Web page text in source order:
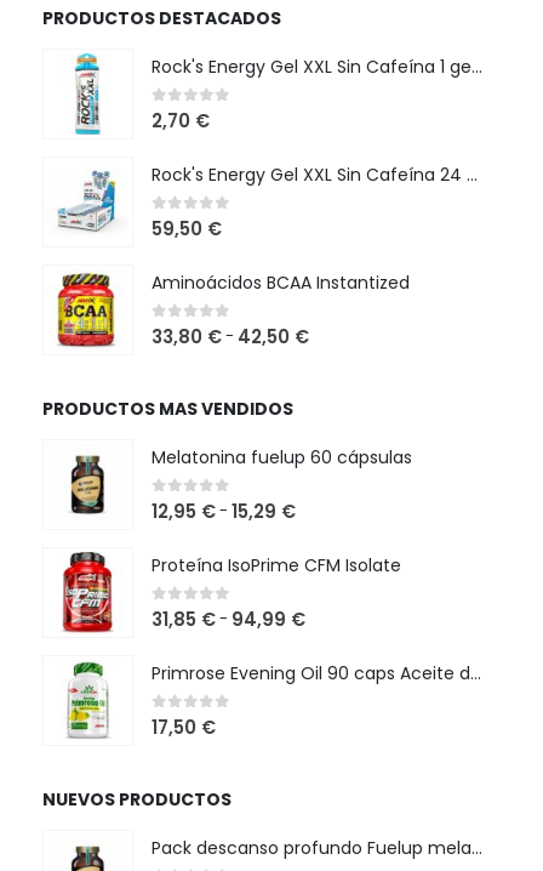
PRODUCTOS DESTACADOS
Rock's Energy Gel XXL Sin Cafeína 1 gel x 65 gr
0 out of 5
2,70 €
Rock's Energy Gel XXL Sin Cafeína 24 x 65 gr
0out of 5
59,50 €
Aminoácidos BCAA Instantized
0out of 5
33,80 €- 42,50 €Rango
hasta
PRODUCTOS MAS VENDIDOS
Melatonina fuelup 60 cápsulas
0out of 5
12,95 €- 15,29 €Rango
precios:
12,95 €
15,29 €
Proteína IsoPrime CFM Isolate
0out of 5
31,85 €- 94,99 €Rango
precios:
Primrose Evening Oil 90 caps Aceite de Onagra
0out of 5
17,50 €
NUEVOS PRODUCTOS
Pack descanso profundo Fuelup melatonina, magnesio y ashwagandha